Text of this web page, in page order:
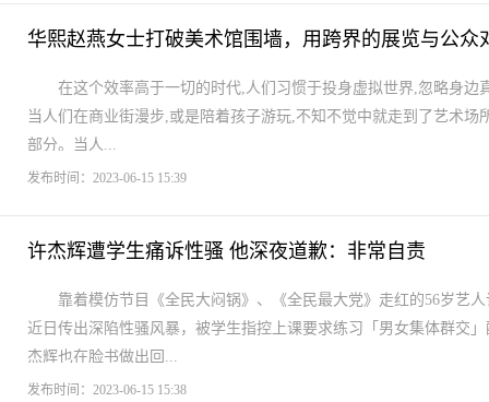
华熙赵燕女士打破美术馆围墙，用跨界的展览与公众
在这个效率高于一切的时代,人们习惯于投身虚拟世界,忽略身
当人们在商业街漫步,或是陪着孩子游玩,不知不觉中就走到了艺术
部分。当人...
发布时间：2023-06-15 15:39
许杰辉遭学生痛诉性骚 他深夜道歉：非常自责
靠着模仿节目《全民大闷锅》、《全民最大党》走红的56岁艺
近日传出深陷性骚风暴，被学生指控上课要求练习「男女集体群交
杰辉也在脸书做出回...
发布时间：2023-06-15 15:38